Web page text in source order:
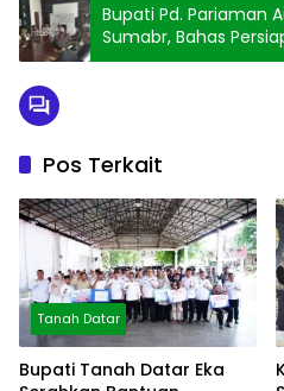
Bupati Pd. Pariaman
Sumabr, Bahas
Pos Terkait
Tanah Datar
Bupati Tanah Datar Eka